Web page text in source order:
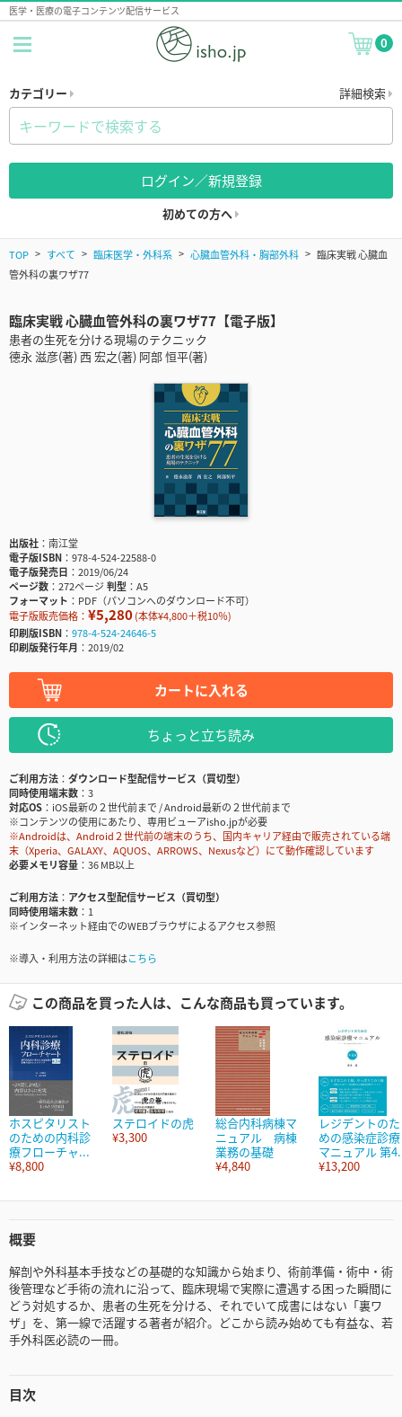
医学・医療の電子コンテンツ配信サービス
0
カテゴリー 詳細検索
ログイン／新規登録
初めての方へ
TOP すべて 臨床医学・外科系 心臓血管外科・胸部外科
臨床実戦 心臓血
管外科の裏ワザ77
臨床実戦 心臓血管外科の裏ワザ77【電子版】
患者の生死を分ける現場のテクニック
德永 滋彦(著) 西 宏之(著) 阿部 恒平(著)
出版社
南江堂
電子版ISBN
978-4-524-22588-0
電子版発売日
2019/06/24
ページ数
272ページ判型
A5
フォーマット
PDF（パソコンへのダウンロード不可）
電子版販売価格： ¥5,280(本体¥4,800＋税10％)
印刷版ISBN
978-4-524-24646-5
印刷版発行年月
2019/02
カートに入れる
ちょっと立ち読み
ご利用方法
ダウンロード型配信サービス（買切型）
同時使用端末数
3
対応OS
iOS最新の２世代前まで / Android最新の２世代前まで
※コンテンツの使用にあたり、専用ビューアisho.jpが必要
※Androidは、Android２世代前の端末のうち、国内キャリア経由で販売されている端
末（Xperia、GALAXY、AQUOS、ARROWS、Nexusなど）にて動作確認しています
必要メモリ容量
36 MB以上
ご利用方法
アクセス型配信サービス（買切型）
同時使用端末数
1
※インターネット経由でのWEBブラウザによるアクセス参照
※導入・利用方法の詳細はこちら
この商品を買った人は、こんな商品も買っています。
ホスピタリスト
のための内科診
療フローチャ...
¥8,800
ステロイドの虎
¥3,300
総合内科病棟マ
ニュアル 病棟
業務の基礎
¥4,840
レジデントのた
めの感染症診療
マニュアル 第
¥13,200
概要
解剖や外科基本手技などの基礎的な知識から始まり、術前準備・術中・術
後管理など手術の流れに沿って、臨床現場で実際に遭遇する困った瞬間に
どう対処するか、患者の生死を分ける、それでいて成書にはない「裏ワ
ザ」を、第一線で活躍する著者が紹介。どこから読み始めても有益な、若
手外科医必読の一冊。
目次